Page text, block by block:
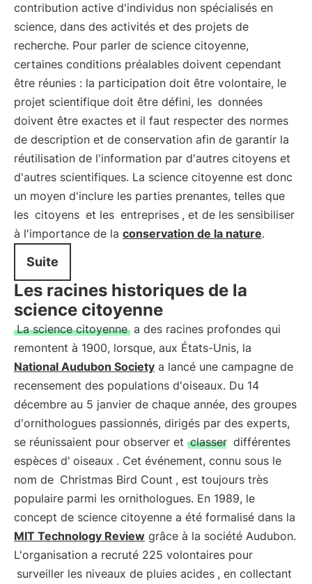
contribution active d'individus non spécialisés en
science, dans des activités et des projets de
recherche. Pour parler de science citoyenne,
certaines conditions préalables doivent cependant
être réunies : la participation doit être volontaire, le
projet scientifique doit être défini, les données
doivent être exactes et il faut respecter des normes
de description et de conservation afin de garantir la
réutilisation de l'information par d'autres citoyens et
d'autres scientifiques. La science citoyenne est donc
un moyen d'inclure les parties prenantes, telles que
les citoyens et les entreprises , et de les sensibiliser
à l'importance de la conservation de la nature.
Suite
Les racines historiques de la
science citoyenne
La science citoyenne a des racines profondes qui
remontent à 1900, lorsque, aux États-Unis, la
National Audubon Society a lancé une campagne de
recensement des populations d'oiseaux. Du 14
décembre au 5 janvier de chaque année, des groupes
d'ornithologues passionnés, dirigés par des experts,
se réunissaient pour observer et classer différentes
espèces d' oiseaux . Cet événement, connu sous le
nom de Christmas Bird Count , est toujours très
populaire parmi les ornithologues. En 1989, le
concept de science citoyenne a été formalisé dans la
MIT Technology Review grâce à la société Audubon.
L'organisation a recruté 225 volontaires pour
surveiller les niveaux de pluies acides , en collectant